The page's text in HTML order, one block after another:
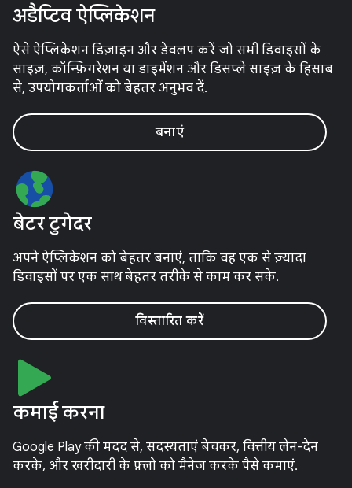
अडैप्टिव ऐप्लिकेशन
ऐसे ऐप्लिकेशन डिज़ाइन और डेवलप करें जो सभी डिवाइसों के
साइज़, कॉन्फ़िगरेशन या डाइमेंशन और डिसप्ले साइज़ के हिसाब
से, उपयोगकर्ताओं को बेहतर अनुभव दें.
बनाएं
बेटर टुगेदर
अपने ऐप्लिकेशन को बेहतर बनाएं, ताकि वह एक से ज़्यादा
डिवाइसों पर एक साथ बेहतर तरीके से काम कर सके.
विस्तारित करें
कमाई करना
Google Play की मदद से, सदस्यताएं बेचकर, वित्तीय लेन-देन
करके, और खरीदारी के फ़्लो को मैनेज करके पैसे कमाएं.